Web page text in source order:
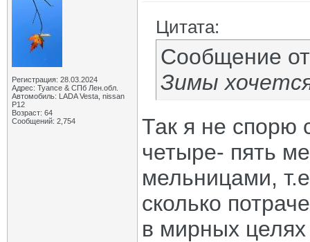
Регистрация: 28.03.2024
Адрес: Туапсе & СПб Лен.обл.
Автомобиль: LADA Vesta, nissan
P12
Возраст: 64
Сообщений: 2,754
Цитата:
Сообщение
Зимы
Так я не спорю
четыре- пять
мельницами,
сколько
в мирных целях